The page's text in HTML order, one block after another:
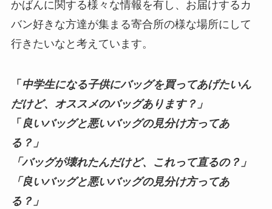
かばんに関する様々な情報を有し、お届けするカ
バン好きな方達が集まる寄合所の様な場所にして
行きたいなと考えています。
「 中学生になる子供にバッグを買ってあげたいん
だけど、オススメのバッグあります？」
「 良いバッグと悪いバッグの見分け方ってあ
る？」
「バッグが壊れたんだけど、これって直るの？」
「良いバッグと悪いバッグの見分け方ってあ
る？」